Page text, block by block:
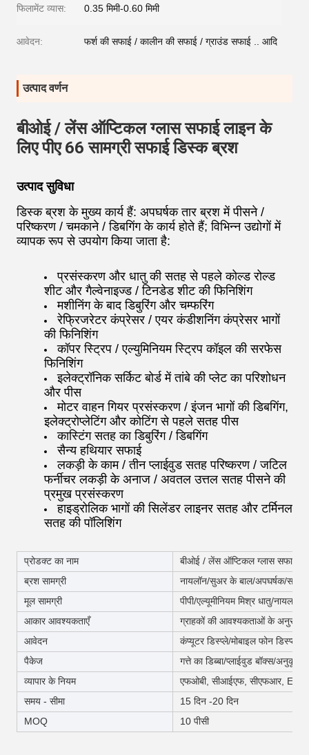
फिलामेंट व्यास: 0.35 मिमी-0.60 मिमी
आवेदन: फर्श की सफाई / कालीन की सफाई / ग्राउंड सफाई .. आदि
उत्पाद वर्णन
बीओई / लेंस ऑप्टिकल ग्लास सफाई लाइन के
लिए पीए 66 सामग्री सफाई डिस्क ब्रश
उत्पाद सुविधा
डिस्क ब्रश के मुख्य कार्य हैं: अपघर्षक तार ब्रश में पीसने /
परिष्करण / चमकाने / डिबगिंग के कार्य होते हैं; विभिन्न उद्योगों में
व्यापक रूप से उपयोग किया जाता है:
प्रसंस्करण और धातु की सतह से पहले कोल्ड रोल्ड
शीट और गैल्वेनाइज्ड / टिनडेड शीट की फिनिशिंग
मशीनिंग के बाद डिबुरिंग और चम्फरिंग
रेफ्रिजरेटर कंप्रेसर / एयर कंडीशनिंग कंप्रेसर भागों
की फिनिशिंग
कॉपर स्ट्रिप / एल्युमिनियम स्ट्रिप कॉइल की सरफेस
फिनिशिंग
इलेक्ट्रॉनिक सर्किट बोर्ड में तांबे की प्लेट का परिशोधन
और पीस
मोटर वाहन गियर प्रसंस्करण / इंजन भागों की डिबगिंग,
इलेक्ट्रोप्लेटिंग और कोटिंग से पहले सतह पीस
कास्टिंग सतह का डिबुरिंग / डिबगिंग
सैन्य हथियार सफाई
लकड़ी के काम / तीन प्लाईवुड सतह परिष्करण / जटिल
फर्नीचर लकड़ी के अनाज / अवतल उत्तल सतह पीसने की
प्रमुख प्रसंस्करण
हाइड्रोलिक भागों की सिलेंडर लाइनर सतह और टर्मिनल
सतह की पॉलिशिंग
प्रोडक्ट का नाम
बीओई / लेंस ऑप्टिकल ग्लास सफाई
ब्रश सामग्री
नायलॉन/सुअर के बाल/अपघर्षक/सफेद
मूल सामग्री
पीपी/एल्यूमीनियम मिश्र धातु/नायलॉन/
आकार आवश्यकताएँ
ग्राहकों की आवश्यकताओं के अनुसार
आवेदन
कंप्यूटर डिस्प्ले/मोबाइल फोन डिस्प्ले/
पैकेज
गत्ते का डिब्बा/प्लाईवुड बॉक्स/अनुकूलित
व्यापार के नियम
एफओबी, सीआईएफ, सीएफआर,
समय - सीमा
15 दिन -20 दिन
MOQ
10 पीसी